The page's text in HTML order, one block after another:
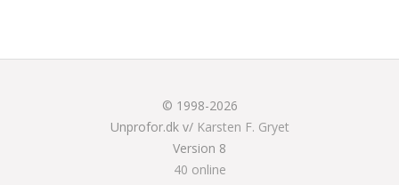
© 1998-2026
Unprofor.dk v/ Karsten F. Gryet
Version 8
40 online